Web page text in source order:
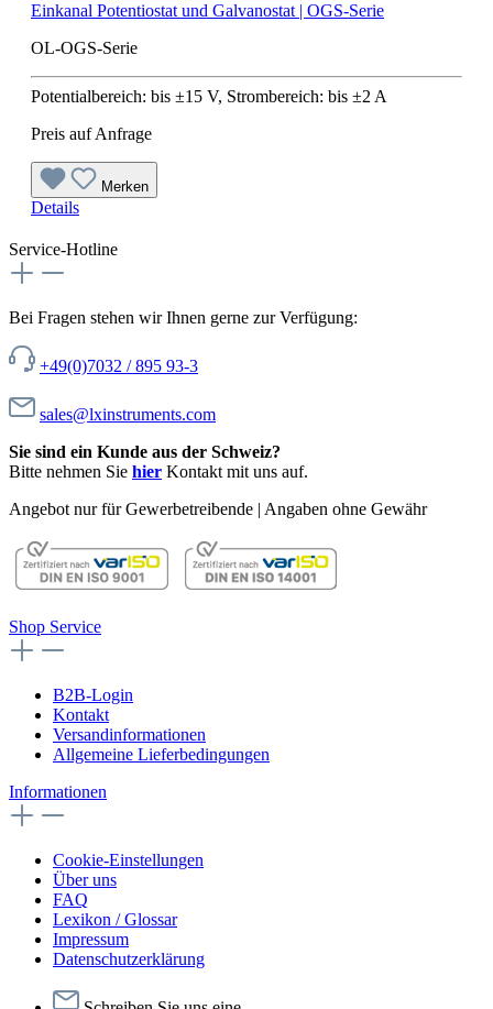
Einkanal Potentiostat und Galvanostat | OGS-Serie
OL-OGS-Serie
Potentialbereich: bis ±15 V, Strombereich: bis ±2 A
Preis auf Anfrage
Merken
Details
Service-Hotline
Bei Fragen stehen wir Ihnen gerne zur Verfügung:
+49(0)7032 / 895 93-3
sales@lxinstruments.com
Sie sind ein Kunde aus der Schweiz?
Bitte nehmen Sie hier Kontakt mit uns auf.
Angebot nur für Gewerbetreibende | Angaben ohne Gewähr
Shop Service
B2B-Login
Kontakt
Versandinformationen
Allgemeine Lieferbedingungen
Informationen
Cookie-Einstellungen
Über uns
FAQ
Lexikon / Glossar
Impressum
Datenschutzerklärung